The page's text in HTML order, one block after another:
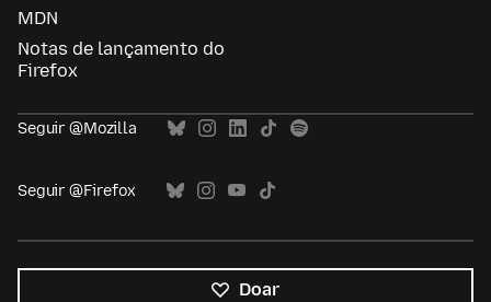
MDN
Notas de lançamento do
Firefox
Seguir @Mozilla
Seguir @Firefox
Doar